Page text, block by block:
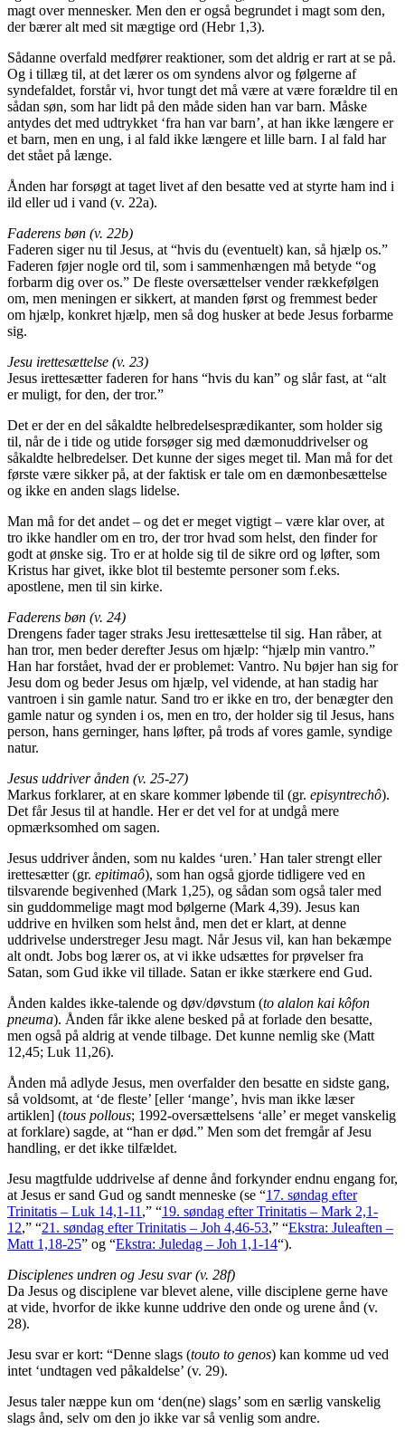
magt over mennesker. Men den er også begrundet i magt som den,
der bærer alt med sit mægtige ord (Hebr 1,3).
Sådanne overfald medfører reaktioner, som det aldrig er rart at se på.
Og i tillæg til, at det lærer os om syndens alvor og følgerne af
syndefaldet, forstår vi, hvor tungt det må være at være forældre til en
sådan søn, som har lidt på den måde siden han var barn. Måske
antydes det med udtrykket ‘fra han var barn’, at han ikke længere er
et barn, men en ung, i al fald ikke længere et lille barn. I al fald har
det stået på længe.
Ånden har forsøgt at taget livet af den besatte ved at styrte ham ind i
ild eller ud i vand (v. 22a).
Faderens bøn (v. 22b)
Faderen siger nu til Jesus, at “hvis du (eventuelt) kan, så hjælp os.”
Faderen føjer nogle ord til, som i sammenhængen må betyde “og
forbarm dig over os.” De fleste oversættelser vender rækkefølgen
om, men meningen er sikkert, at manden først og fremmest beder
om hjælp, konkret hjælp, men så dog husker at bede Jesus forbarme
sig.
Jesu irettesættelse (v. 23)
Jesus irettesætter faderen for hans “hvis du kan” og slår fast, at “alt
er muligt, for den, der tror.”
Det er der en del såkaldte helbredelsesprædikanter, som holder sig
til, når de i tide og utide forsøger sig med dæmonuddrivelser og
såkaldte helbredelser. Det kunne der siges meget til. Man må for det
første være sikker på, at der faktisk er tale om en dæmonbesættelse
og ikke en anden slags lidelse.
Man må for det andet – og det er meget vigtigt – være klar over, at
tro ikke handler om en tro, der tror hvad som helst, den finder for
godt at ønske sig. Tro er at holde sig til de sikre ord og løfter, som
Kristus har givet, ikke blot til bestemte personer som f.eks.
apostlene, men til sin kirke.
Faderens bøn (v. 24)
Drengens fader tager straks Jesu irettesættelse til sig. Han råber, at
han tror, men beder derefter Jesus om hjælp: “hjælp min vantro.”
Han har forstået, hvad der er problemet: Vantro. Nu bøjer han sig for
Jesu dom og beder Jesus om hjælp, vel vidende, at han stadig har
vantroen i sin gamle natur. Sand tro er ikke en tro, der benægter den
gamle natur og synden i os, men en tro, der holder sig til Jesus, hans
person, hans gerninger, hans løfter, på trods af vores gamle, syndige
natur.
Jesus uddriver ånden (v. 25-27)
Markus forklarer, at en skare kommer løbende til (gr. episyntrechô).
Det får Jesus til at handle. Her er det vel for at undgå mere
opmærksomhed om sagen.
Jesus uddriver ånden, som nu kaldes ‘uren.’ Han taler strengt eller
irettesætter (gr. epitimaô), som han også gjorde tidligere ved en
tilsvarende begivenhed (Mark 1,25), og sådan som også taler med
sin guddommelige magt mod bølgerne (Mark 4,39). Jesus kan
uddrive en hvilken som helst ånd, men det er klart, at denne
uddrivelse understreger Jesu magt. Når Jesus vil, kan han bekæmpe
alt ondt. Jobs bog lærer os, at vi ikke udsættes for prøvelser fra
Satan, som Gud ikke vil tillade. Satan er ikke stærkere end Gud.
Ånden kaldes ikke-talende og døv/døvstum (to alalon kai kôfon
pneuma). Ånden får ikke alene besked på at forlade den besatte,
men også på aldrig at vende tilbage. Det kunne nemlig ske (Matt
12,45; Luk 11,26).
Ånden må adlyde Jesus, men overfalder den besatte en sidste gang,
så voldsomt, at ‘de fleste’ [eller ‘mange’, hvis man ikke læser
artiklen] (tous pollous; 1992-oversættelsens ‘alle’ er meget vanskelig
at forklare) sagde, at “han er død.” Men som det fremgår af Jesu
handling, er det ikke tilfældet.
Jesu magtfulde uddrivelse af denne ånd forkynder endnu engang for,
at Jesus er sand Gud og sandt menneske (se “17. søndag efter
Trinitatis – Luk 14,1-11 ,” “19. søndag efter Trinitatis – Mark 2,1-
12,” “21. søndag efter Trinitatis – Joh 4,46-53,” “Ekstra: Juleaften –
Matt 1,18-25” og “Ekstra: Juledag – Joh 1,1-14“).
Disciplenes undren og Jesu svar (v. 28f)
Da Jesus og disciplene var blevet alene, ville disciplene gerne have
at vide, hvorfor de ikke kunne uddrive den onde og urene ånd (v.
28).
Jesu svar er kort: “Denne slags (touto to genos) kan komme ud ved
intet ‘undtagen ved påkaldelse’ (v. 29).
Jesus taler næppe kun om ‘den(ne) slags’ som en særlig vanskelig
slags ånd, selv om den jo ikke var så venlig som andre.